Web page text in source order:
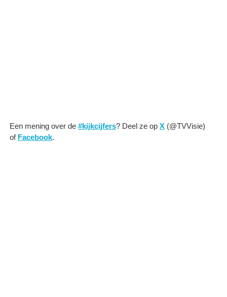
Een mening over de #kijkcijfers? Deel ze op X (@TVVisie)
of Facebook.